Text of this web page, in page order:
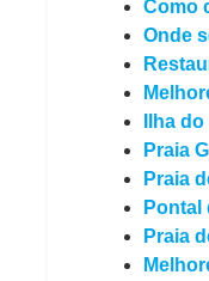
Como
Onde
Ilha
Praia
Praia
Pontal
Praia